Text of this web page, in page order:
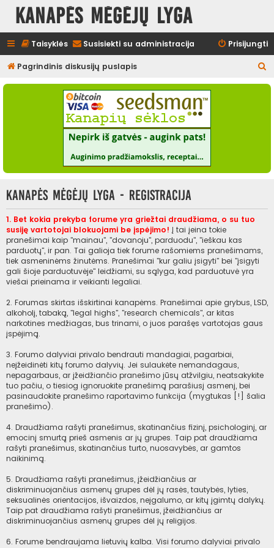
Kanapės mėgėjų lyga
Taisyklės Susisiekti su administracija Prisijungti
Pagrindinis diskusijų puslapis
e
Kanapės mėgėjų lyga - Registracija
1. Bet kokia prekyba forume yra griežtai draudžiama, o su tuo
susiję vartotojai blokuojami be įspėjimo! Į tai įeina tokie
pranešimai kaip "mainau", "dovanoju", parduodu", "ieškau kas
parduotų", ir pan. Tai galioja tiek forume rašomiems pranešimams,
tiek asmeninėms žinutėms. Pranešimai "kur galiu įsigyti" bei "įsigyti
gali šioje parduotuvėje" leidžiami, su sąlyga, kad parduotuvė yra
viešai prieinama ir veikianti legaliai.
2. Forumas skirtas išskirtinai kanapėms. Pranešimai apie grybus, LSD,
alkoholį, tabaką, "legal highs", "research chemicals", ar kitas
narkotines medžiagas, bus trinami, o juos parašęs vartotojas gaus
įspėjimą.
3. Forumo dalyviai privalo bendrauti mandagiai, pagarbiai,
neįžeidinėti kitų forumo dalyvių. Jei sulaukėte nemandagaus,
nepagarbaus, ar įžeidžiančio pranešimo jūsų atžvilgiu, neatsakykite
tuo pačiu, o tiesiog ignoruokite pranešimą parašiusį asmenį, bei
pasinaudokite pranešimo raportavimo funkcija (mygtukas [!] šalia
pranešimo).
4. Draudžiama rašyti pranešimus, skatinančius fizinį, psichologinį, ar
emocinį smurtą prieš asmenis ar jų grupes. Taip pat draudžiama
rašyti pranešimus, skatinančius turto, nuosavybės, ar gamtos
naikinimą.
5. Draudžiama rašyti pranešimus, įžeidžiančius ar
diskriminuojančius asmenų grupes dėl jų rasės, tautybės, lyties,
seksualinės orientacijos, išvaizdos, neįgalumo, ar kitų įgimtų dalykų.
Taip pat draudžiama rašyti pranešimus, įžeidžiančius ar
diskriminuojančius asmenų grupes dėl jų religijos.
6. Forume bendraujama lietuvių kalba. Visi forumo dalyviai privalo